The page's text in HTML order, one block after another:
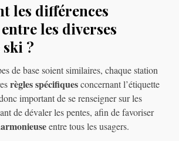
les différences
les diverses
?
de base soient similaires, chaque station
règles spécifiquesconcernant l’étiquette
important de se renseigner sur les
de dévaler les pentes, afin de favoriser
entre tous les usagers.